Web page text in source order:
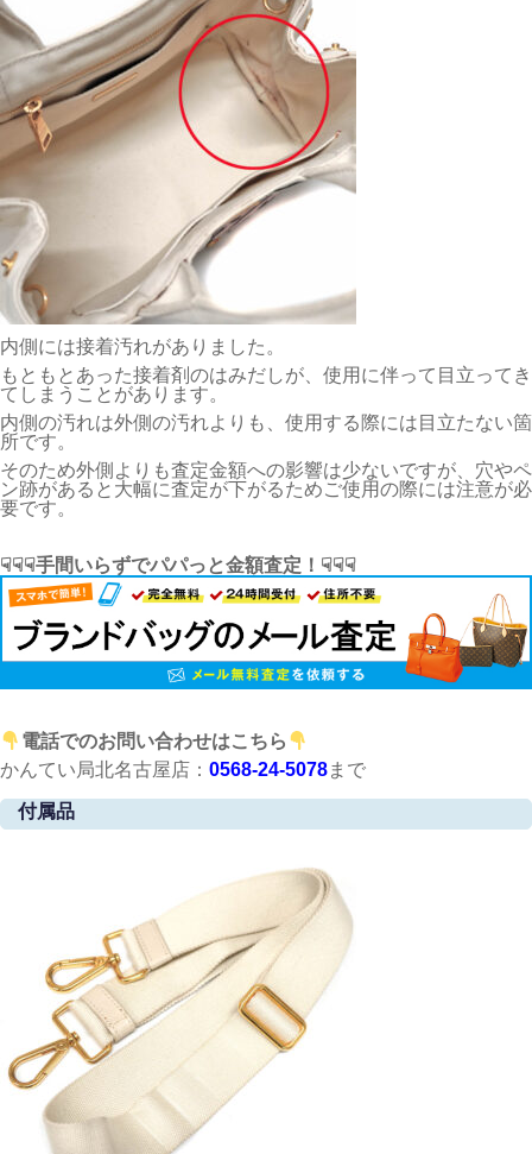
内側には接着汚れがありました。
もともとあった接着剤のはみだしが、使用に伴って目立ってき
てしまうことがあります。
内側の汚れは外側の汚れよりも、使用する際には目立たない箇
所です。
そのため外側よりも査定金額への影響は少ないですが、穴やペ
ン跡があると大幅に査定が下がるためご使用の際には注意が必
要です。
☟☟☟手間いらずでパパっと金額査定！☟☟☟
電話でのお問い合わせはこちら
かんてい局北名古屋店： 0568-24-5078まで
付属品